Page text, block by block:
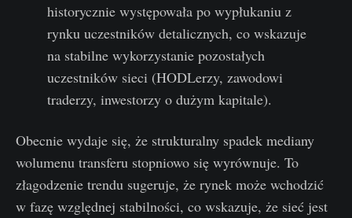
historycznie występowała po wypłukaniu z
rynku uczestników detalicznych, co wskazuje
na stabilne wykorzystanie pozostałych
uczestników sieci (HODLerzy, zawodowi
traderzy, inwestorzy o dużym kapitale).
Obecnie wydaje się, że strukturalny spadek mediany
wolumenu transferu stopniowo się wyrównuje. To
złagodzenie trendu sugeruje, że rynek może wchodzić
w fazę względnej stabilności, co wskazuje, że sieć jest